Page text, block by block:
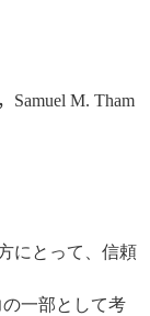
， Samuel M. Tham
にとって、信頼
一部として考